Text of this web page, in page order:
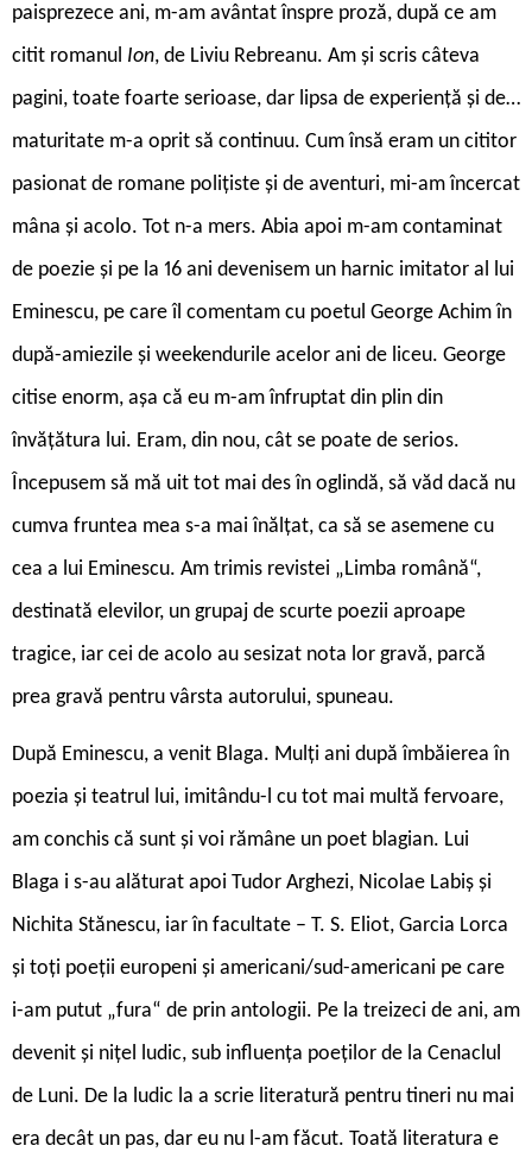
paisprezece ani, m-am avântat înspre proză, după ce am
citit romanul Ion, de Liviu Rebreanu. Am și scris câteva
pagini, toate foarte serioase, dar lipsa de experiență și de…
maturitate m-a oprit să continuu. Cum însă eram un cititor
pasionat de romane polițiste și de aventuri, mi-am încercat
mâna și acolo. Tot n-a mers. Abia apoi m-am contaminat
de poezie și pe la 16 ani devenisem un harnic imitator al lui
Eminescu, pe care îl comentam cu poetul George Achim în
după-amiezile și weekendurile acelor ani de liceu. George
citise enorm, așa că eu m-am înfruptat din plin din
învățătura lui. Eram, din nou, cât se poate de serios.
Începusem să mă uit tot mai des în oglindă, să văd dacă nu
cumva fruntea mea s-a mai înălțat, ca să se asemene cu
cea a lui Eminescu. Am trimis revistei „Limba română“,
destinată elevilor, un grupaj de scurte poezii aproape
tragice, iar cei de acolo au sesizat nota lor gravă, parcă
prea gravă pentru vârsta autorului, spuneau.
După Eminescu, a venit Blaga. Mulți ani după îmbăierea în
poezia și teatrul lui, imitându-l cu tot mai multă fervoare,
am conchis că sunt și voi rămâne un poet blagian. Lui
Blaga i s-au alăturat apoi Tudor Arghezi, Nicolae Labiș și
Nichita Stănescu, iar în facultate – T. S. Eliot, Garcia Lorca
și toți poeții europeni și americani/sud-americani pe care
i-am putut „fura“ de prin antologii. Pe la treizeci de ani, am
devenit și nițel ludic, sub influența poeților de la Cenaclul
de Luni. De la ludic la a scrie literatură pentru tineri nu mai
era decât un pas, dar eu nu l-am făcut. Toată literatura e